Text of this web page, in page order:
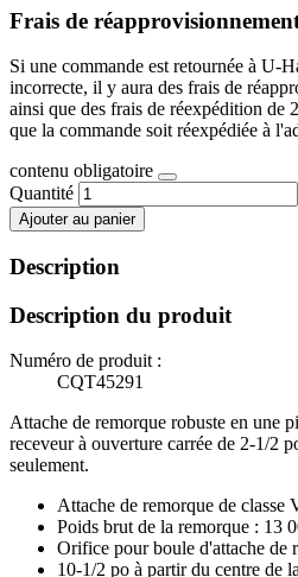
Frais de
Si une commande est retournée à U-
incorrecte, il y aura des frais de
ainsi que des frais de réexpédition de
que la commande soit réexpédiée à
contenu obligatoire
Quantité
Ajouter au panier
Description
Description du produit
Numéro de produit :
CQT45291
Attache de remorque robuste en une
receveur à ouverture carrée de 2-1/2
seulement.
Attache de remorque de classe
Poids brut de la remorque : 13
Orifice pour boule d'attache de
10-1/2 po à partir du centre de